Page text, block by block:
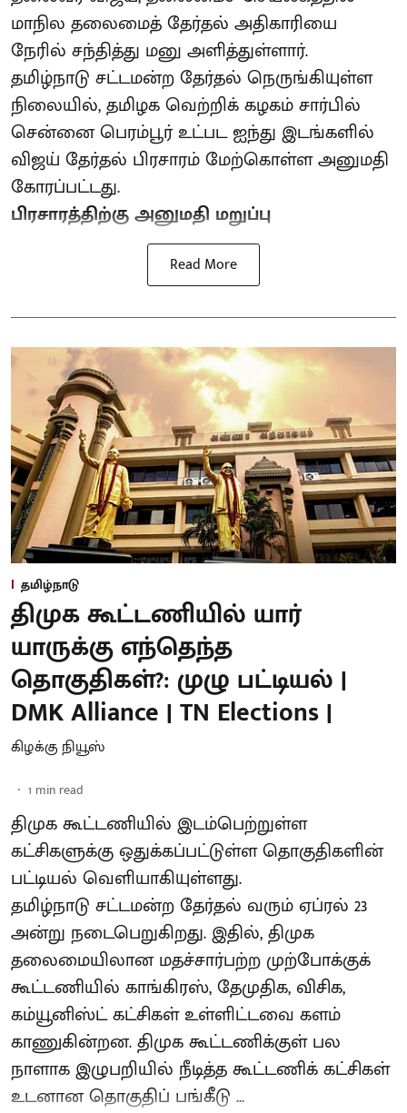
மாநில தலைமைத் தேர்தல் அதிகாரியை
நேரில் சந்தித்து மனு அளித்துள்ளார்.
தமிழ்நாடு சட்டமன்ற தேர்தல் நெருங்கியுள்ள
நிலையில், தமிழக வெற்றிக் கழகம் சார்பில்
சென்னை பெரம்பூர் உட்பட ஐந்து இடங்களில்
விஜய் தேர்தல் பிரசாரம் மேற்கொள்ள அனுமதி
கோரப்பட்டது.
பிரசாரத்திற்கு அனுமதி மறுப்பு
Read More
தமிழ்நாடு
திமுக கூட்டணியில் யார்
யாருக்கு எந்தெந்த
தொகுதிகள்?: முழு பட்டியல் |
DMK Alliance | TN Elections |
கிழக்கு நியூஸ்
1 min read
திமுக கூட்டணியில் இடம்பெற்றுள்ள
கட்சிகளுக்கு ஒதுக்கப்பட்டுள்ள தொகுதிகளின்
பட்டியல் வெளியாகியுள்ளது.
தமிழ்நாடு சட்டமன்ற தேர்தல் வரும் ஏப்ரல் 23
அன்று நடைபெறுகிறது. இதில், திமுக
தலைமையிலான மதச்சார்பற்ற முற்போக்குக்
கூட்டணியில் காங்கிரஸ், தேமுதிக, விசிக,
கம்யூனிஸ்ட் கட்சிகள் உள்ளிட்டவை களம்
காணுகின்றன. திமுக கூட்டணிக்குள் பல
நாளாக இழுபறியில் நீடித்த கூட்டணிக் கட்சிகள்
உடனான தொகுதிப் பங்கீடு ...